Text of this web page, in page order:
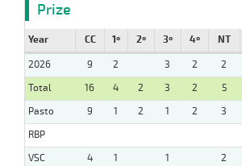
Prize
Year CC 1º 2º 3º 4º NT
2026 9 2 3 2 2
Total
16 4 2 3 2 5
Pasto
9 1 2 1 2 3
RBP
VSC
4 1 1 2